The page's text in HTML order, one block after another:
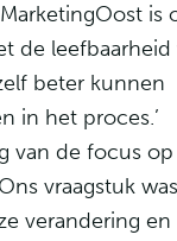
is
de leefbaarheid
beter kunnen
in het proces.’
van de focus op
vraagstuk was
verandering en